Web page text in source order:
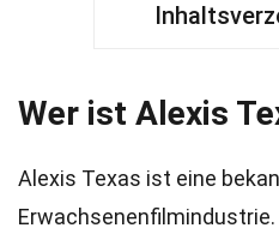
Wer ist Alexis
Alexis Texas ist eine